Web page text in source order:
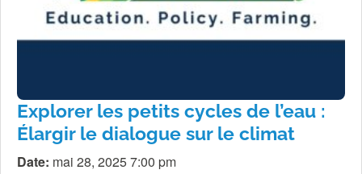
Explorer les petits cycles de l’eau :
Élargir le dialogue sur le climat
Date: mai 28, 2025 7:00 pm